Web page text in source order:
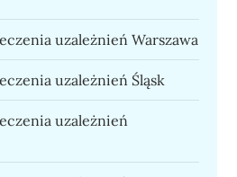
uzależnień Warszawa
uzależnień Śląsk
uzależnień